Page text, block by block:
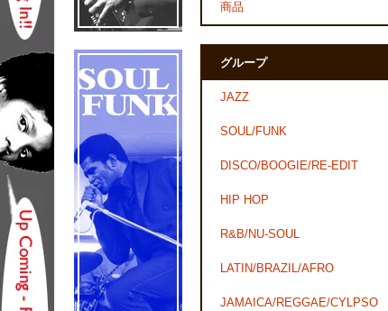
商品
グループ
JAZZ
SOUL/FUNK
DISCO/BOOGIE/RE-EDIT
HIP HOP
R&B/NU-SOUL
LATIN/BRAZIL/AFRO
JAMAICA/REGGAE/CYLPSO